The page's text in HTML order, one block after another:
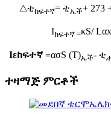
△ቲከፍተኛ= ቲኤች+ 273
Iከፍተኛ =κS/
Iεከፍተኛ =ασS (T)ኤች- ቲ
ተዛማጅ ምርቶች